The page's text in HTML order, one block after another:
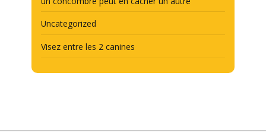
Uncategorized
Visez entre les 2 canines